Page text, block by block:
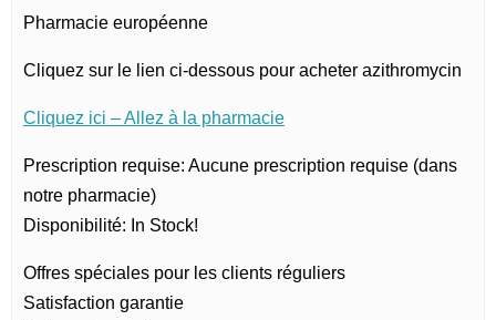
Pharmacie européenne
Cliquez sur le lien ci-dessous pour acheter azithromycin
Cliquez ici – Allez à la pharmacie
Prescription requise: Aucune prescription requise (dans
notre pharmacie)
Disponibilité: In Stock!
Offres spéciales pour les clients réguliers
Satisfaction garantie